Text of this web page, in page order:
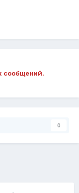
сообщений.
0